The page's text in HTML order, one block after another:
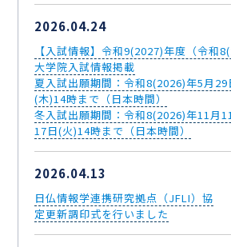
2026.04.24
【入試情報】令和9(2027)年度（令和
大学院入試情報掲載
夏入試出願期間：令和8(2026)年5月
(木)14時まで（日本時間）
冬入試出願期間：令和8(2026)年11月
17日(火)14時まで（日本時間）
2026.04.13
日仏情報学連携研究拠点（JFLI）協
定更新調印式を行いました